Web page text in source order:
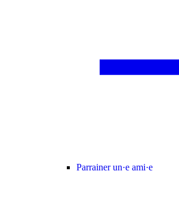
Parrainer un·e ami·e